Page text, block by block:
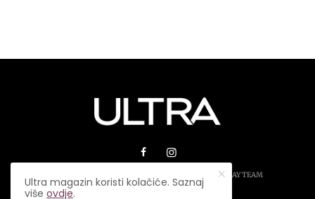
© 2026 ULTRA MAGAZIN. SVA PRAVA ZADRŽANA.PLAY TEAM
Ultra magazin koristi kolačiće. Saznaj
višeovdje.